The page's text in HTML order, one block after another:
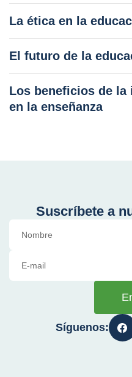
La ética en la
El futuro de la
Los beneficios de
en la enseñanza
Suscríbete a
Síguenos: